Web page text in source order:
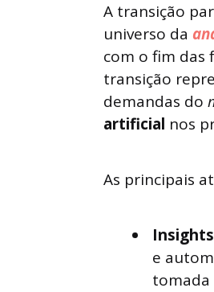
A transição
universo da
com o fim das
transição
demandas do
artificial nos
As principais
e
tomada